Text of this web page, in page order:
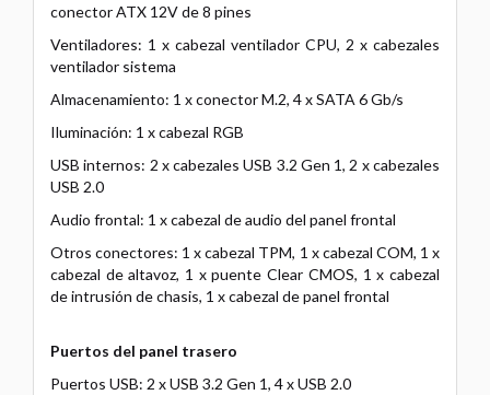
conector ATX 12V de 8 pines
Ventiladores: 1 x cabezal ventilador CPU, 2 x cabezales
ventilador sistema
Almacenamiento: 1 x conector M.2, 4 x SATA 6 Gb/s
Iluminación: 1 x cabezal RGB
USB internos: 2 x cabezales USB 3.2 Gen 1, 2 x cabezales
USB 2.0
Audio frontal: 1 x cabezal de audio del panel frontal
Otros conectores: 1 x cabezal TPM, 1 x cabezal COM, 1 x
cabezal de altavoz, 1 x puente Clear CMOS, 1 x cabezal
de intrusión de chasis, 1 x cabezal de panel frontal
Puertos del panel trasero
Puertos USB: 2 x USB 3.2 Gen 1, 4 x USB 2.0